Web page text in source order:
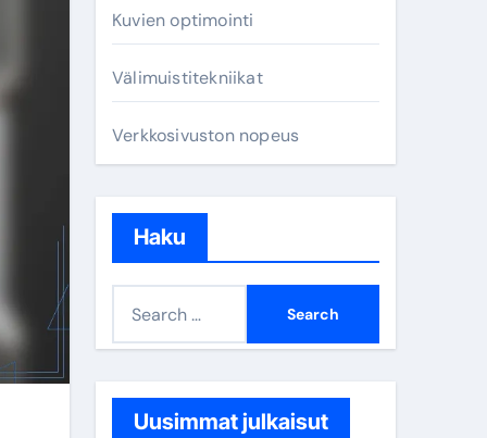
Kuvien optimointi
Välimuistitekniikat
Verkkosivuston nopeus
Haku
Uusimmat julkaisut